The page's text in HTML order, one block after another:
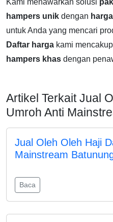
hampers unik dengan harga
untuk Anda yang mencari
Daftar harga kami
hampers khas dengan
Artikel Terkait Jual
Umroh Anti
Jual Oleh Oleh Haji
Mainstream
Baca